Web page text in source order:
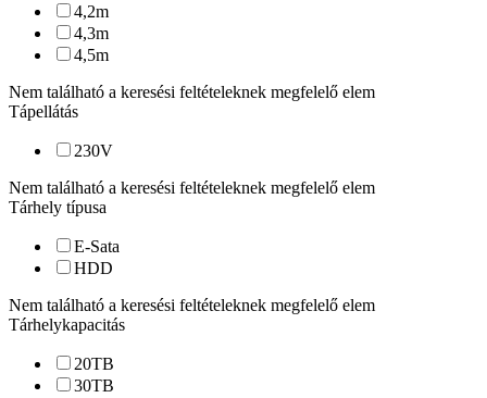
4,2m
4,3m
4,5m
Nem található a keresési feltételeknek megfelelő elem
Tápellátás
230V
Nem található a keresési feltételeknek megfelelő elem
Tárhely típusa
E-Sata
HDD
Nem található a keresési feltételeknek megfelelő elem
Tárhelykapacitás
20TB
30TB